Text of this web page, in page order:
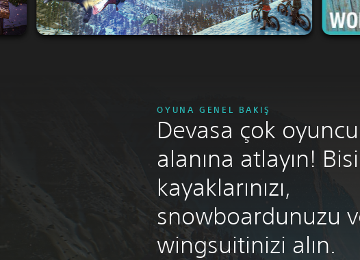
OYUNA GENEL BAKIŞ
Devasa çok
alanına atlayın!
kayaklarınızı,
snowboardunuzu
wingsuitinizi alın.